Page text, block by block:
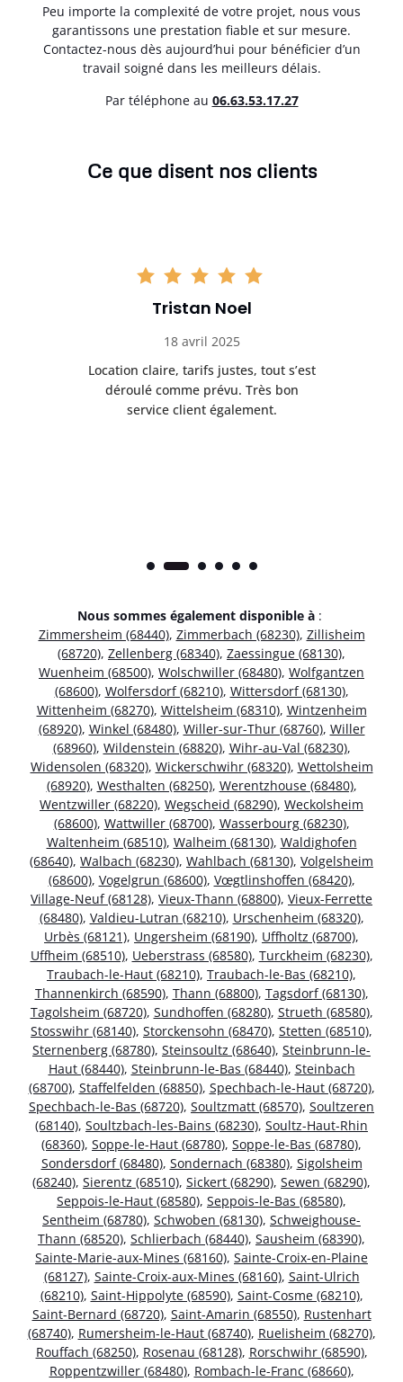
Peu importe la complexité de votre projet, nous vous
garantissons une prestation fiable et sur mesure.
Contactez-nous dès aujourd’hui pour bénéficier d’un
travail soigné dans les meilleurs délais.
Par téléphone au 06.63.53.17.27
Ce que disent nos clients
Tristan Noel
18 avril 2025
Location claire, tarifs justes, tout s’est
déroulé comme prévu. Très bon
service client également.
Nous sommes également disponible à :
Zimmersheim (68440), Zimmerbach (68230), Zillisheim
(68720), Zellenberg (68340), Zaessingue (68130),
Wuenheim (68500), Wolschwiller (68480), Wolfgantzen
(68600), Wolfersdorf (68210), Wittersdorf (68130),
Wittenheim (68270), Wittelsheim (68310), Wintzenheim
(68920), Winkel (68480), Willer-sur-Thur (68760), Willer
(68960), Wildenstein (68820), Wihr-au-Val (68230),
Widensolen (68320), Wickerschwihr (68320), Wettolsheim
(68920), Westhalten (68250), Werentzhouse (68480),
Wentzwiller (68220), Wegscheid (68290), Weckolsheim
(68600), Wattwiller (68700), Wasserbourg (68230),
Waltenheim (68510), Walheim (68130), Waldighofen
(68640), Walbach (68230), Wahlbach (68130), Volgelsheim
(68600), Vogelgrun (68600), Vœgtlinshoffen (68420),
Village-Neuf (68128), Vieux-Thann (68800), Vieux-Ferrette
(68480), Valdieu-Lutran (68210), Urschenheim (68320),
Urbès (68121), Ungersheim (68190), Uffholtz (68700),
Uffheim (68510), Ueberstrass (68580), Turckheim (68230),
Traubach-le-Haut (68210), Traubach-le-Bas (68210),
Thannenkirch (68590), Thann (68800), Tagsdorf (68130),
Tagolsheim (68720), Sundhoffen (68280), Strueth (68580),
Stosswihr (68140), Storckensohn (68470), Stetten (68510),
Sternenberg (68780), Steinsoultz (68640), Steinbrunn-le-
Haut (68440), Steinbrunn-le-Bas (68440), Steinbach
(68700), Staffelfelden (68850), Spechbach-le-Haut (68720),
Spechbach-le-Bas (68720), Soultzmatt (68570), Soultzeren
(68140), Soultzbach-les-Bains (68230), Soultz-Haut-Rhin
(68360), Soppe-le-Haut (68780), Soppe-le-Bas (68780),
Sondersdorf (68480), Sondernach (68380), Sigolsheim
(68240), Sierentz (68510), Sickert (68290), Sewen (68290),
Seppois-le-Haut (68580), Seppois-le-Bas (68580),
Sentheim (68780), Schwoben (68130), Schweighouse-
Thann (68520), Schlierbach (68440), Sausheim (68390),
Sainte-Marie-aux-Mines (68160), Sainte-Croix-en-Plaine
(68127), Sainte-Croix-aux-Mines (68160), Saint-Ulrich
(68210), Saint-Hippolyte (68590), Saint-Cosme (68210),
Saint-Bernard (68720), Saint-Amarin (68550), Rustenhart
(68740), Rumersheim-le-Haut (68740), Ruelisheim (68270),
Rouffach (68250), Rosenau (68128), Rorschwihr (68590),
Roppentzwiller (68480), Rombach-le-Franc (68660),